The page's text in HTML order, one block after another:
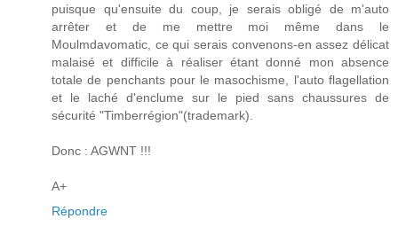
puisque qu'ensuite du coup, je serais obligé de m'auto
arrêter et de me mettre moi même dans le
Moulmdavomatic, ce qui serais convenons-en assez délicat
malaisé et difficile à réaliser étant donné mon absence
totale de penchants pour le masochisme, l'auto flagellation
et le laché d'enclume sur le pied sans chaussures de
sécurité "Timberrégion"(trademark).
Donc : AGWNT !!!
A+
Répondre